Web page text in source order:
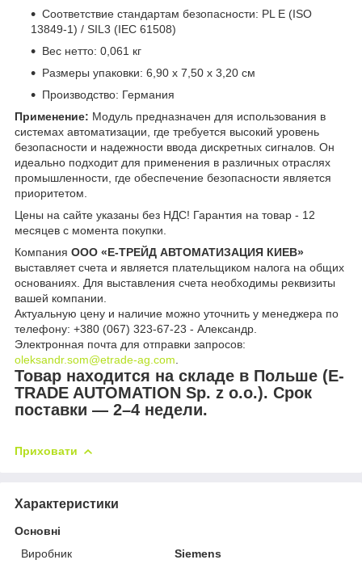
Соответствие стандартам безопасности: PL E (ISO
13849-1) / SIL3 (IEC 61508)
Вес нетто: 0,061 кг
Размеры упаковки: 6,90 x 7,50 x 3,20 см
Производство: Германия
Применение: Модуль предназначен для использования в
системах автоматизации, где требуется высокий уровень
безопасности и надежности ввода дискретных сигналов. Он
идеально подходит для применения в различных отраслях
промышленности, где обеспечение безопасности является
приоритетом.
Цены на сайте указаны без НДС! Гарантия на товар - 12
месяцев с момента покупки.
Компания ООО «Е-ТРЕЙД АВТОМАТИЗАЦИЯ КИЕВ»
выставляет счета и является плательщиком налога на общих
основаниях. Для выставления счета необходимы реквизиты
вашей компании.
Актуальную цену и наличие можно уточнить у менеджера по
телефону: +380 (067) 323-67-23 - Александр.
Электронная почта для отправки запросов:
oleksandr.som@etrade-ag.com.
Товар находится на складе в Польше (E-
TRADE AUTOMATION Sp. z o.o.). Срок
поставки — 2–4 недели.
Приховати
Характеристики
Основні
Виробник
Siemens